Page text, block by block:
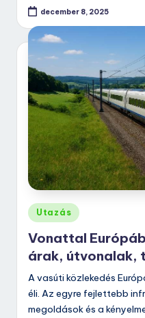
december 8, 2025
Posted
in
Utazás
Vonattal
árak, útvonalak,
A vasúti közlekedés
éli. Az egyre fejlettebb
megoldások és a